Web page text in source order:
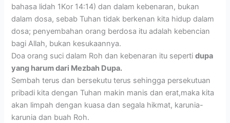
bahasa lidah 1Kor 14:14) dan dalam kebenaran, bukan
dalam dosa, sebab Tuhan tidak berkenan kita hidup dalam
dosa; penyembahan orang berdosa itu adalah kebencian
bagi Allah, bukan kesukaannya.
Doa orang suci dalam Roh dan kebenaran itu sepertidupa
yang harum dari Mezbah Dupa.
Sembah terus dan bersekutu terus sehingga persekutuan
pribadi kita dengan Tuhan makin manis dan erat,maka kita
akan limpah dengan kuasa dan segala hikmat, karunia-
karunia dan buah Roh.